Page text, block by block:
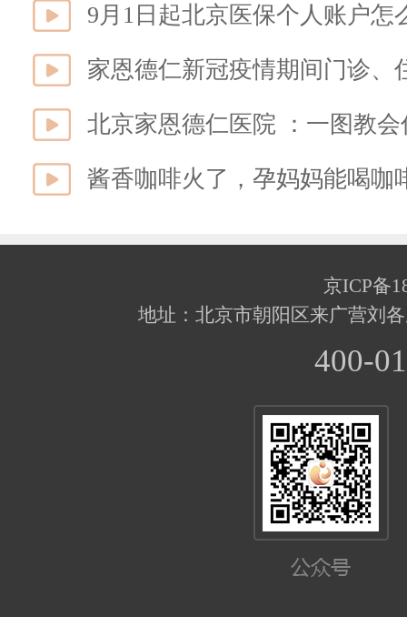
9月1日起北京医保个人账户
家恩德仁新冠疫情期间门诊、
北京家恩德仁医院 ：一图教
酱香咖啡火了，孕妈妈能喝咖
京ICP备
地址：北京市朝阳区来广营刘
400-